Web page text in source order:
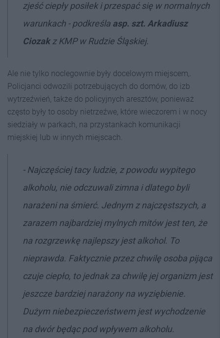
zjeść ciepły posiłek i przespać się w normalnych
warunkach - podkreśla asp. szt. Arkadiusz
Ciozakz KMP w Rudzie Śląskiej.
Ale nie tylko noclegownie były docelowym miejscem,.
Policjanci odwozili potrzebujących do domów, do izb
wytrzeźwień, także do policyjnych aresztów, ponieważ
często były to osoby nietrzeźwe, które wieczorem i w nocy
siedziały w parkach, na przystankach komunikacji
miejskiej lub w innych miejscach.
- Najczęściej tacy ludzie, z powodu wypitego
alkoholu, nie odczuwali zimna i dlatego byli
narażeni na śmierć. Jednym z najczęstszych, a
zarazem najbardziej mylnych mitów jest ten, że
na rozgrzewkę najlepszy jest alkohol. To
nieprawda. Faktycznie przez chwilę osoba pijąca
czuje ciepło, to jednak za chwilę jej organizm jest
jeszcze bardziej narażony na wyziębienie.
Dużym niebezpieczeństwem jest wychodzenie
na dwór będąc pod wpływem alkoholu.